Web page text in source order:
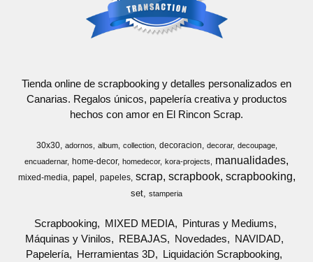
Tienda online de scrapbooking y detalles personalizados en
Canarias. Regalos únicos, papelería creativa y productos
hechos con amor en El Rincon Scrap.
30x30 adornos album collection decoracion decorar
decoupage
encuadernar
home-decor homedecor kora-projects manualidades
mixed-media papel papeles scrap scrapbook scrapbooking
set stamperia
Scrapbooking MIXED MEDIA
Pinturas y Mediums
Máquinas y Vinilos
REBAJAS Novedades
NAVIDAD
Papelería
Herramientas 3D
Liquidación Scrapbooking